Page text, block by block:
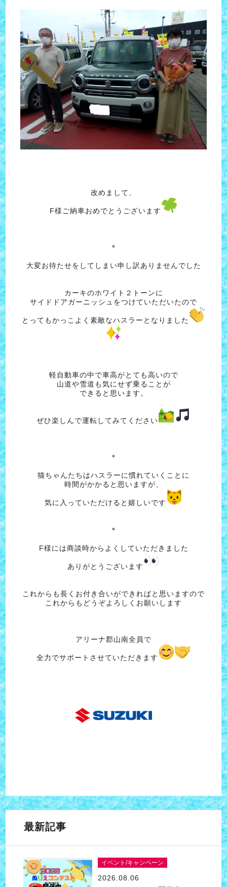
改めまして、
F様ご納車おめでとうございます
＊
大変お待たせをしてしまい申し訳ありませんでした
カーキのホワイト２トーンに
サイドドアガーニッシュをつけていただいたので
とってもかっこよく素敵なハスラーとなりました
軽自動車の中で車高がとても高いので
山道や雪道も気にせず乗ることが
できると思います。
ぜひ楽しんで運転してみてください
＊
猫ちゃんたちはハスラーに慣れていくことに
時間がかかると思いますが、
気に入っていただけると嬉しいです
＊
F様には商談時からよくしていただきました
ありがとうございます
これからも長くお付き合いができればと思いますので
これからもどうぞよろしくお願いします
アリーナ郡山南全員で
全力でサポートさせていただきます
最新記事
イベント/キャンペーン
2026.08.06